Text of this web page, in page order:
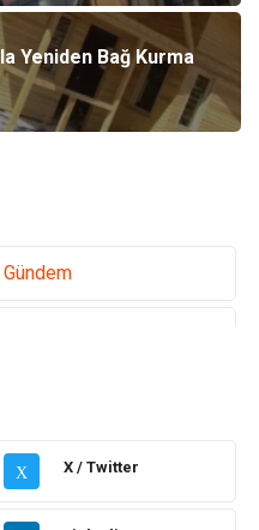
Yeniden Bağ Kurma
Gündem
Gıda
Elektrik Elektronik
X X / Twitter